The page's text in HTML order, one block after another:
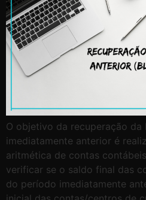
O objetivo da recuperação da
imediatamente anterior é
aritmética de contas
verificar se o saldo final das
do período imediatamente